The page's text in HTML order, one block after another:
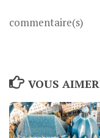
commentaire(s)
VOUS